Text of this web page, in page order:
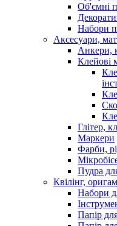
Об'ємні
Набори
Аксесуари,
Анкери,
Клейові
Глітер,
Маркери
Фарби,
Пудра
Квілінг,
Набори
Папір